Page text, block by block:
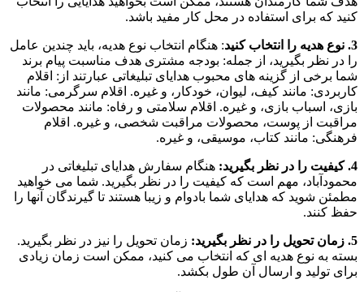
کنید که برای استفاده در محل کار مفید باشد.
3. نوع هدیه را انتخاب کنید
: هنگام انتخاب نوع هدیه، باید چندین عامل
را در نظر بگیرید، از جمله: بودجه مشتری هدف مناسبت پیام برند
شما برخی از گزینه های محبوب هدایای تبلیغاتی عبارتند از: اقلام
کاربردی: مانند کیف، لیوان، خودکار، و غیره. اقلام سرگرمی: مانند
بازی، اسباب بازی، و غیره. اقلام سلامتی و رفاه: مانند محصولات
مراقبت از پوست، محصولات مراقبت شخصی، و غیره. اقلام
فرهنگی: مانند کتاب، موسیقی، و غیره.
4. کیفیت را در نظر بگیرید:
هنگام سفارش هدایای تبلیغاتی در
محمودآباد، مهم است که کیفیت را در نظر بگیرید. شما می خواهید
مطمئن شوید که هدایای شما بادوام و زیبا هستند تا گیرندگان آنها را
حفظ کنند.
5. زمان تحویل را در نظر بگیرید:
زمان تحویل را نیز در نظر بگیرید.
بسته به نوع هدیه ای که انتخاب می کنید، ممکن است زمان زیادی
برای تولید و ارسال آن طول بکشد.